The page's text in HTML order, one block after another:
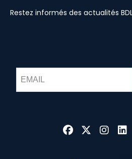
Restez informés des actualités